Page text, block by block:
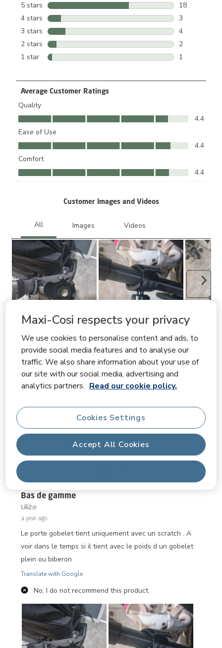
Maxi-Cosi respects your privacy
We use cookies to personalise content and ads, to
provide social media features and to analyse our
traffic. We also share information about your use of
our site with our social media, advertising and
analytics partners. Read our cookie policy.
Accept All Cookies
Cookies Settings
5 stars stars
18
18 reviews
4 stars stars
3
3 reviews
3 stars stars
4
4 reviews
2 stars stars
2
2 reviews
1 star stars
1
Average Customer Ratings
Quality
Quality, 4.4 out of 5
4.4
Ease of Use
Ease of Use, 4.4 out of 5
4.4
Comfort
Comfort, 4.4 out of 5
4.4
Customer Images and Videos
Next
Filter Reviews
Search topics and reviews search region
Relevancy Info
Filters
Sort by
Most Relevant
of
Reviews.
3 of 28
3 out of 5 stars.
Bas de gamme
Lili2@
a year ago
Le porte gobelet tient uniquement avec un scratch . A
voir dans le temps si il tient avec le poids d un gobelet
plein ou biberon
Translate with Google
No, I do not recommend this product.